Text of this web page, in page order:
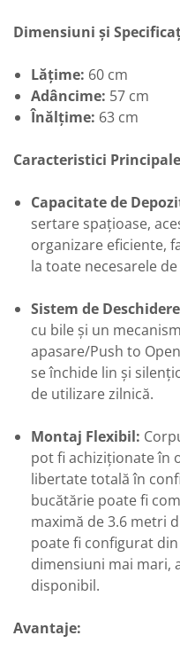
Dimensiuni și
Lățime: 60 cm
Adâncime: 57 cm
Înălțime: 63 cm
Caracteristici
Capacitate de
sertare spațioase,
organizare eficiente,
la toate necesarele
Sistem de
cu bile și un
apasare/Push to
se închide lin și
de utilizare zilnică.
Montaj Flexibil:
pot fi achiziționate în
libertate totală în
bucătărie poate fi
maximă de 3.6 metri
poate fi configurat
dimensiuni mai mari,
disponibil.
Avantaje: